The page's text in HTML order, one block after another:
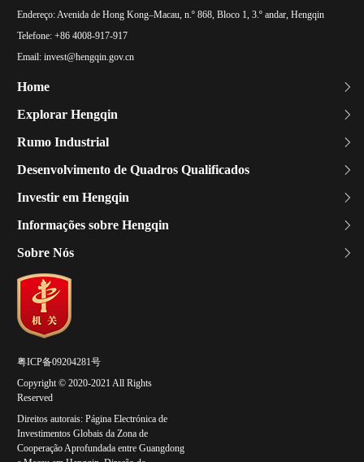
Endereço: Avenida de Hong Kong–Macau, n.º 868, Bloco 1, 3.º andar, Hengqin
Telefone: +86 4008-917-917
Email: invest@hengqin.gov.cn
Home
Explorar Hengqin
Rumo Industrial
Desenvolvimento de Quadros Qualificados
Investir em Hengqin
Informações sobre Hengqin
Sobre Nós
粤ICP备09204281号
Copyright © 2020-2021 All Rights
Reserved
Direitos autorais: Página Electrónica de
Investimentos Globais da Zona de
Cooperação Aprofundada entre Guangdong